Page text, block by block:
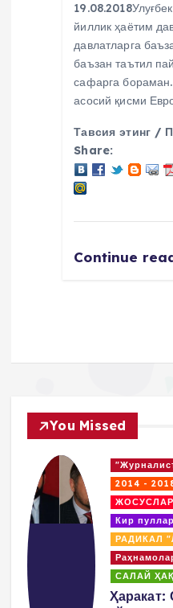
йиллик ҳаётим
давлатларга
баъзан таътил
сафарга
асосий қисми
Тавсия этинг /
Share:
Continue
You Missed
2014 -
ЖОСУСЛАР
Кир
РАДИКАЛ
САЛАЙ